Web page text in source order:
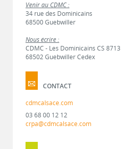
Venir au CDMC :
34 rue des Dominicains
68500 Guebwiller
Nous écrire :
CDMC - Les Dominicains CS 8713
68502 Guebwiller Cedex
CONTACT
cdmcalsace.com
03 68 00 12 12
crpa@cdmcalsace.com